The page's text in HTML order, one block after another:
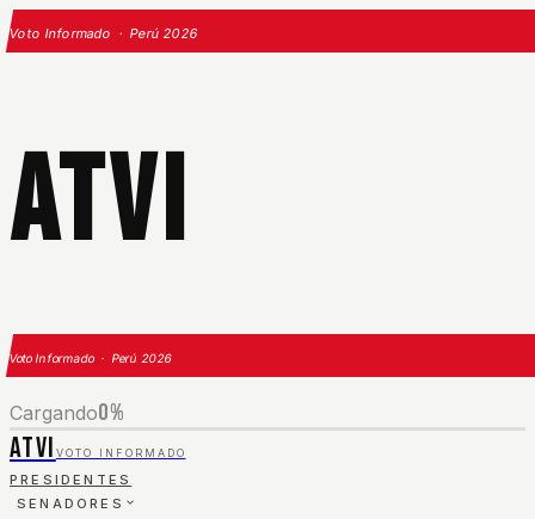
Voto Informado · Perú 2026
ATVI
Voto Informado · Perú 2026
Cargando0%
ATVI VOTO INFORMADO
PRESIDENTES
SENADORES